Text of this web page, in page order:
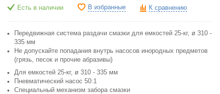
Есть в наличии В избранные К сравнению
Передвижная система раздачи смазки для емкостей 25-кг, ø 310 -
335 мм
Не допускайте попадания внутрь насосов инородных предметов
(грязь, песок и прочие абразивы)
Для емкостей 25-кг, ø 310 - 335 мм
Пневматический насос 50:1
Специальный механизм забора смазки